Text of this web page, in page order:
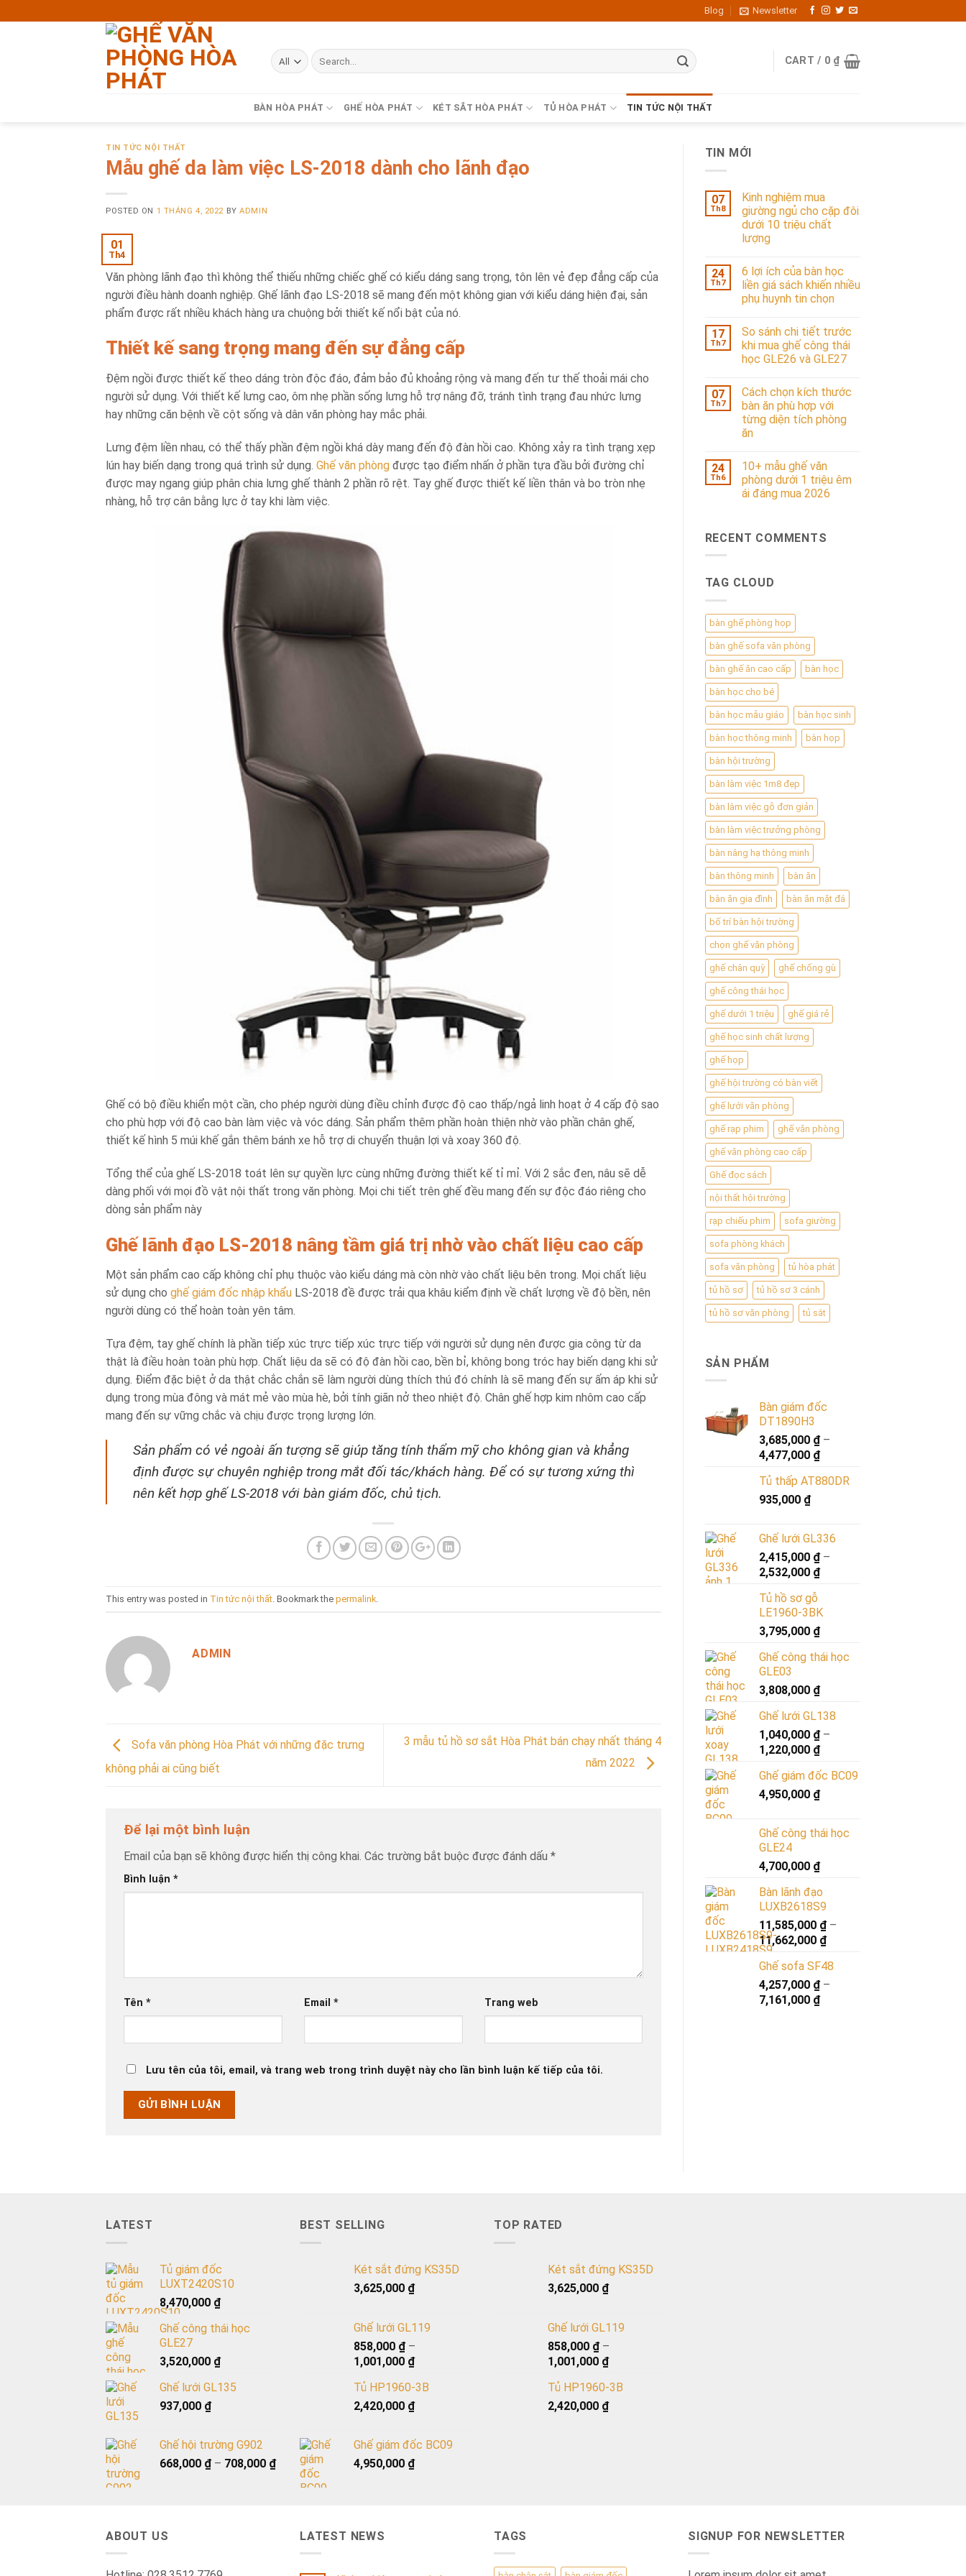
to
Blog Newsletter
CART / 0 ₫
BÀN HÒA PHÁT GHẾ HÒA PHÁT KÉT SẮT HÒA PHÁT TỦ HÒA PHÁT TIN TỨC NỘI THẤT
TIN TỨC NỘI THẤT
Mẫu ghế da làm việc LS-2018 dành cho lãnh đạo
POSTED ON 1 THÁNG 4, 2022 BYADMIN
01
Th4
Văn phòng lãnh đạo thì không thể thiếu những chiếc ghế có kiểu dáng sang trọng, tôn lên vẻ đẹp đẳng cấp của
người điều hành doanh nghiệp. Ghế lãnh đạo LS-2018 sẽ mang đến một không gian với kiểu dáng hiện đại, sản
phẩm được rất nhiều khách hàng ưa chuộng bởi thiết kế nổi bật của nó.
Thiết kế sang trọng mang đến sự đẳng cấp
Đệm ngồi được thiết kế theo dáng tròn độc đáo, đảm bảo đủ khoảng rộng và mang đến tư thế thoải mái cho
người sử dụng. Với thiết kế lưng cao, ôm nhẹ phần sống lưng hỗ trợ nâng đỡ, tránh tình trạng đau nhức lưng
hay những căn bệnh về cột sống và dân văn phòng hay mắc phải.
Lưng đệm liền nhau, có thể thấy phần đệm ngồi khá dày mang đến độ đàn hồi cao. Không xảy ra tình trạng xẹp
lún hay biến dạng trong quá trình sử dụng. Ghế văn phòng được tạo điểm nhấn ở phần tựa đầu bởi đường chỉ
được may ngang giúp phân chia lưng ghế thành 2 phần rõ rệt. Tay ghế được thiết kế liền thân và bo tròn nhẹ
nhàng, hỗ trợ cân bằng lực ở tay khi làm việc.
Ghế có bộ điều khiển một cần, cho phép người dùng điều chỉnh được độ cao thấp/ngả linh hoạt ở 4 cấp độ sao
cho phù hợp với độ cao bàn làm việc và vóc dáng. Sản phẩm thêm phần hoàn thiện nhờ vào phần chân ghế,
thiết kế hình 5 múi khế gắn thêm bánh xe hỗ trợ di chuyển thuận lợi và xoay 360 độ.
Tổng thể của ghế LS-2018 toát lên sự quyền lực cùng những đường thiết kế tỉ mỉ. Với 2 sắc đen, nâu sẽ dễ
dàng phối với mọi đồ vật nội thất trong văn phòng. Mọi chi tiết trên ghế đều mang đến sự độc đáo riêng cho
dòng sản phẩm này
Ghế lãnh đạo LS-2018 nâng tầm giá trị nhờ vào chất liệu cao cấp
Một sản phẩm cao cấp không chỉ phụ thuộc vào kiểu dáng mà còn nhờ vào chất liệu bên trong. Mọi chất liệu
sử dụng cho ghế giám đốc nhập khẩu LS-2018 đề được trải qua khâu kiểm định về chất lượng về độ bền, nên
người dùng có thể hoàn toàn yên tâm.
Tựa đệm, tay ghế chính là phần tiếp xúc trực tiếp xúc trực tiếp với người sử dụng nên được gia công từ da
thật là điều hoàn toàn phù hợp. Chất liệu da sẽ có độ đàn hồi cao, bền bỉ, không bong tróc hay biến dạng khi sử
dụng. Điểm đặc biệt ở da thật chắc chắn sẽ làm người dùng thích thú đó chính là sẽ mang đến sự ấm áp khi sử
dụng trong mùa đông và mát mẻ vào mùa hè, bởi tính giãn nở theo nhiệt độ. Chân ghế hợp kim nhôm cao cấp
mang đến sự vững chắc và chịu được trọng lượng lớn.
Sản phẩm có vẻ ngoài ấn tượng sẽ giúp tăng tính thẩm mỹ cho không gian và khẳng
định được sự chuyên nghiệp trong mắt đối tác/khách hàng. Để có sự tương xứng thì
nên kết hợp ghế LS-2018 với bàn giám đốc, chủ tịch.
This entry was posted in Tin tức nội thất . Bookmark the permalink
ADMIN
Sofa văn phòng Hòa Phát với những đặc trưng
không phải ai cũng biết
3 mẫu tủ hồ sơ sắt Hòa Phát bán chạy nhất tháng 4
năm 2022
Để lại một bình luận
Email của bạn sẽ không được hiển thị công khai. Các trường bắt buộc được đánh dấu *
Bình luận *
Tên * Email * Trang web
Lưu tên của tôi, email, và trang web trong trình duyệt này cho lần bình luận kế tiếp của tôi.
TIN MỚI
07
Th8
Kinh nghiệm mua
giường ngủ cho cặp đôi
dưới 10 triệu chất
lượng
24
Th7
6 lợi ích của bàn học
liền giá sách khiến nhiều
phụ huynh tin chọn
17
Th7
So sánh chi tiết trước
khi mua ghế công thái
học GLE26 và GLE27
07
Th7
Cách chọn kích thước
bàn ăn phù hợp với
từng diện tích phòng
ăn
24
Th6
10+ mẫu ghế văn
phòng dưới 1 triệu êm
ái đáng mua 2026
RECENT COMMENTS
TAG CLOUD
bàn ghế phòng họp
bàn ghế sofa văn phòng
bàn ghế ăn cao cấp bàn học
bàn học cho bé
bàn học mẫu giáo bàn học sinh
bàn học thông minh bàn họp
bàn hội trường
bàn làm việc 1m8 đẹp
bàn làm việc gỗ đơn giản
bàn làm việc trưởng phòng
bàn nâng hạ thông minh
bàn thông minh bàn ăn
bàn ăn gia đình bàn ăn mặt đá
bố trí bàn hội trường
chọn ghế văn phòng
ghế chân quỳ ghế chống gù
ghế công thái học
ghế dưới 1 triệu ghế giá rẻ
ghế học sinh chất lượng
ghế họp
ghế hội trường có bàn viết
ghế lưới văn phòng
ghế rạp phim ghế văn phòng
ghế văn phòng cao cấp
Ghế đọc sách
nội thất hội trường
rạp chiếu phim sofa giường
sofa phòng khách
sofa văn phòng tủ hòa phát
tủ hồ sơ tủ hồ sơ 3 cánh
tủ hồ sơ văn phòng tủ sắt
SẢN PHẨM
Bàn giám đốc
DT1890H3
3,685,000 ₫–
4,477,000 ₫
Tủ thấp AT880DR
935,000 ₫
Ghế lưới GL336
2,415,000 ₫–
2,532,000 ₫
Tủ hồ sơ gỗ
LE1960-3BK
3,795,000 ₫
Ghế công thái học
GLE03
3,808,000 ₫
Ghế lưới GL138
1,040,000 ₫–
1,220,000 ₫
Ghế giám đốc BC09
4,950,000 ₫
Ghế công thái học
GLE24
4,700,000 ₫
Bàn lãnh đạo
LUXB2618S9
11,585,000 ₫–
11,662,000 ₫
Ghế sofa SF48
4,257,000 ₫–
7,161,000 ₫
LATEST
Tủ giám đốc
LUXT2420S10
8,470,000 ₫
Ghế công thái học
GLE27
3,520,000 ₫
Ghế lưới GL135
937,000 ₫
Ghế hội trường G902
668,000 ₫– 708,000 ₫
BEST SELLING
Két sắt đứng KS35D
3,625,000 ₫
Ghế lưới GL119
858,000 ₫–
1,001,000 ₫
Tủ HP1960-3B
2,420,000 ₫
Ghế giám đốc BC09
4,950,000 ₫
TOP RATED
Két sắt đứng KS35D
3,625,000 ₫
Ghế lưới GL119
858,000 ₫–
1,001,000 ₫
Tủ HP1960-3B
2,420,000 ₫
ABOUT US LATEST NEWS TAGS SIGNUP FOR NEWSLETTER